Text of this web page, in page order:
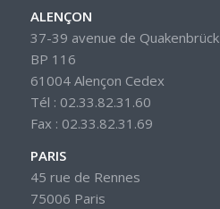
ALENÇON
37-39 avenue de Quakenbrück
BP 116
61004 Alençon Cedex
Tél : 02.33.82.31.60
Fax : 02.33.82.31.69
PARIS
45 rue de Rennes
75006 Paris